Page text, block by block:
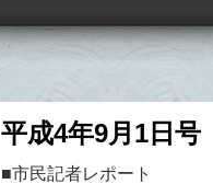
平成4年9月1日
■市民記者レポート